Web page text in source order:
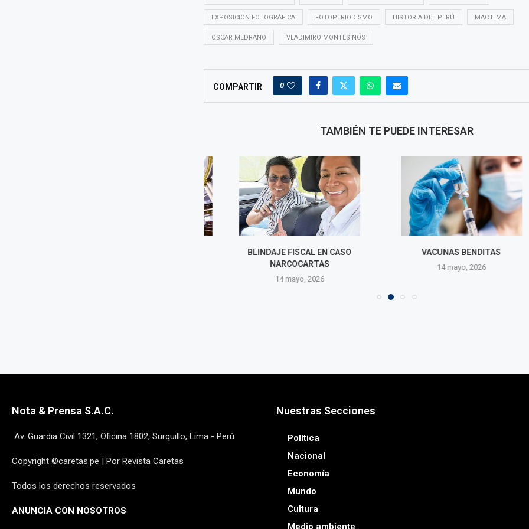
EXPOSICIÓN FOTOGRÁFICA FOTOPERIODISMO HISTORIA DEL PERÚ MAC LIMA
ÓSCAR MEDRANO VLADIMIRO MONTESINOS
COMPARTIR 0
TAMBIÉN TE PUEDE INTERESAR
BLINDAJE FISCAL EN CASO
NARCOCARTAS
14 mayo, 2026
VACUNAS BENDITAS
Nota & Prensa S.A.C.
Av. Guardia Civil 1321, Oficina 1802, Surquillo, Lima - Perú
Copyright ©caretas.pe | Por Revista Caretas
Todos los derechos reservados
ANUNCIA CON NOSOTROS
Nuestras Secciones
Política
Nacional
Economía
Mundo
Cultura
Medio ambiente